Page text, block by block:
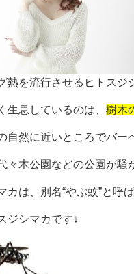
熱を流行させるヒトスジ
生息しているのは、 樹木
自然に近いところでバー
々木公園などの公園が
カは、別名“やぶ蚊”と呼
ジシマカです↓